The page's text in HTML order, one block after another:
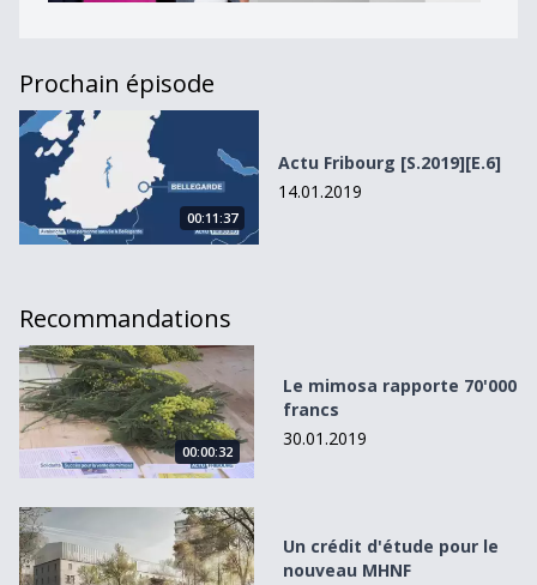
Prochain épisode
Actu Fribourg [S.2019][E.6]
00:11:37
Actu Fribourg [S.2019][E.6]
14.01.2019
Recommandations
Le mimosa rapporte 70&#039;000 francs
00:00:32
Le mimosa rapporte 70'000
francs
30.01.2019
Un crédit d&#039;étude pour le nouveau MHNF
Un crédit d'étude pour le
nouveau MHNF